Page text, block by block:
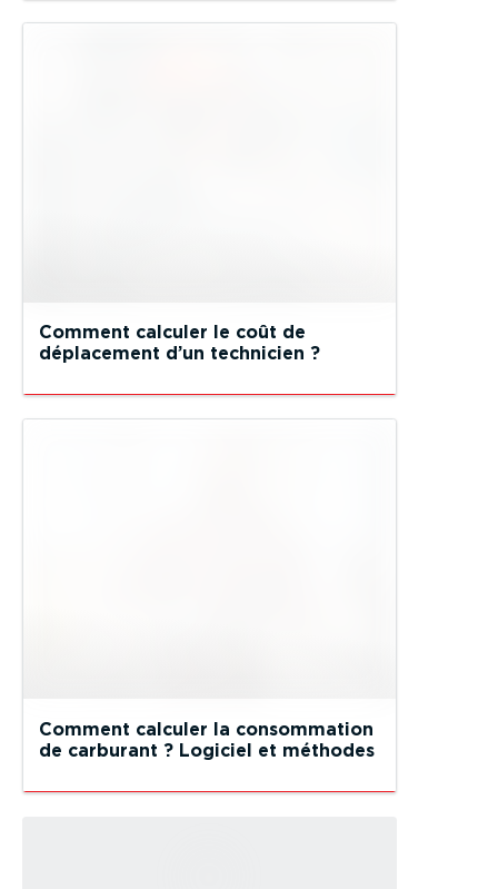
Comment calculer le coût de
déplacement d’un technicien ?
Comment calculer la consommation
de carburant ? Logiciel et méthodes